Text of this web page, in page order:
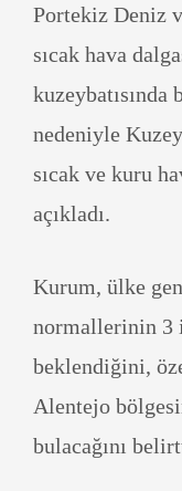
Portekiz Deniz
sıcak hava
kuzeybatısında
nedeniyle
sıcak ve kuru
açıkladı.
Kurum, ülke
normallerinin 3
beklendiğini,
Alentejo
bulacağını